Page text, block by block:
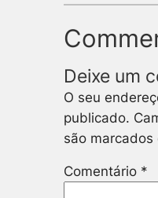
Deixe um
O seu
publicado.
são marcados
Comentário *